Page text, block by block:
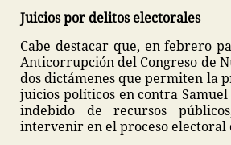
Juicios por delitos electorales
Cabe destacar que, en febrero
Anticorrupción del Congreso de
dos dictámenes que permiten la
juicios políticos en contra
indebido de recursos
intervenir en el proceso electoral